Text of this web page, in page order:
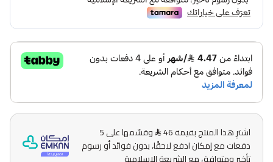
اشترِ هذا المنتج بقيمة 46
وقسّمها على 5
دفعات مع إمكان ادفع لاحقًا، بدون فوائد أو رسوم